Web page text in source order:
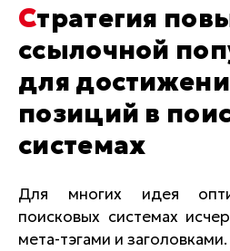
Отдельный вход \
Пн-пт. с 9:30
info@lred.ru
Все
Стратегия повышения
ссылочной
для
позиций в
системах
Для многих идея
поисковых системах
мета-тэгами и